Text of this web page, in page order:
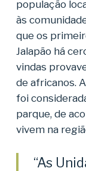
população
às
que os
Jalapão há
vindas
de africanos.
foi
parque, de
vivem na
“As